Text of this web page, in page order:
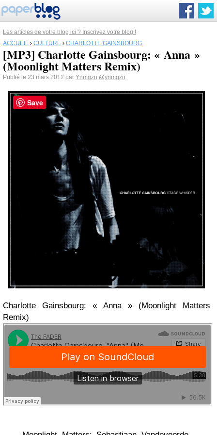
Les articles de votre blog ici ? Inscrivez votre blog !
ACCUEIL › CULTURE › CHARLOTTE GAINSBOURG
[MP3] Charlotte Gainsbourg: « Anna »
(Moonlight Matters Remix)
Publié le 23 mars 2012 par Ynmgzn @ynmgzn
Charlotte Gainsbourg: « Anna » (Moonlight Matters
Remix)
Save